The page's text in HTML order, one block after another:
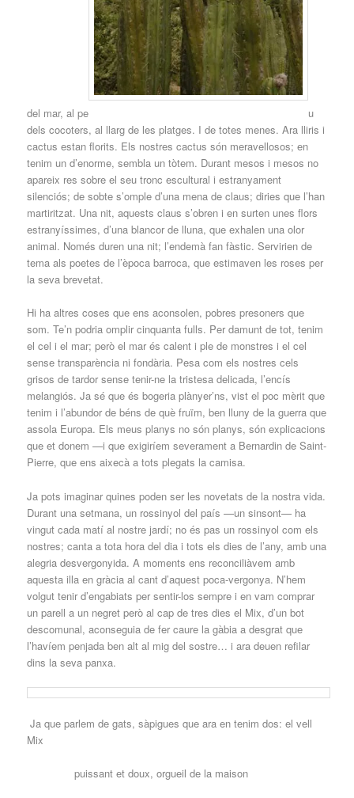
del mar, al pe
u
dels cocoters, al llarg de les platges. I de totes menes. Ara lliris i
cactus estan florits. Els nostres cactus són meravellosos; en
tenim un d’enorme, sembla un tòtem. Durant mesos i mesos no
apareix res sobre el seu tronc escultural i estranyament
silenciós; de sobte s’omple d’una mena de claus; diries que l’han
martiritzat. Una nit, aquests claus s’obren i en surten unes flors
estranyíssimes, d’una blancor de lluna, que exhalen una olor
animal. Només duren una nit; l’endemà fan fàstic. Servirien de
tema als poetes de l’època barroca, que estimaven les roses per
la seva brevetat.
Hi ha altres coses que ens aconsolen, pobres presoners que
som. Te’n podria omplir cinquanta fulls. Per damunt de tot, tenim
el cel i el mar; però el mar és calent i ple de monstres i el cel
sense transparència ni fondària. Pesa com els nostres cels
grisos de tardor sense tenir-ne la tristesa delicada, l’encís
melangiós. Ja sé que és bogeria plànyer’ns, vist el poc mèrit que
tenim i l’abundor de béns de què fruïm, ben lluny de la guerra que
assola Europa. Els meus planys no són planys, són explicacions
que et donem —i que exigiríem severament a Bernardin de Saint-
Pierre, que ens aixecà a tots plegats la camisa.
Ja pots imaginar quines poden ser les novetats de la nostra vida.
Durant una setmana, un rossinyol del país —un sinsont— ha
vingut cada matí al nostre jardí; no és pas un rossinyol com els
nostres; canta a tota hora del dia i tots els dies de l’any, amb una
alegria desvergonyida. A moments ens reconciliàvem amb
aquesta illa en gràcia al cant d’aquest poca-vergonya. N’hem
volgut tenir d’engabiats per sentir-los sempre i en vam comprar
un parell a un negret però al cap de tres dies el Mix, d’un bot
descomunal, aconseguia de fer caure la gàbia a desgrat que
l’havíem penjada ben alt al mig del sostre… i ara deuen refilar
dins la seva panxa.
Ja que parlem de gats, sàpigues que ara en tenim dos: el vell
Mix
puissant et doux, orgueil de la maison